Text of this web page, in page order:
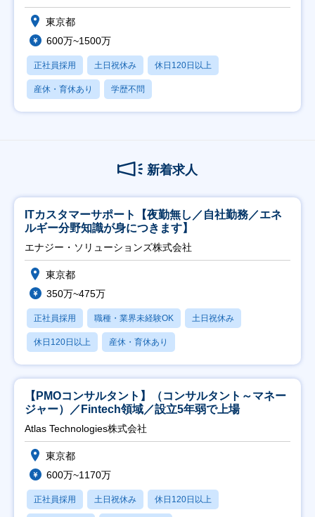
東京都
600万~1500万
正社員採用 土日祝休み 休日120日以上
産休・育休あり 学歴不問
新着求人
ITカスタマーサポート【夜勤無し／自社勤務／エネ
ルギー分野知識が身につきます】
エナジー・ソリューションズ株式会社
東京都
350万~475万
正社員採用 職種・業界未経験OK 土日祝休み
休日120日以上 産休・育休あり
【PMOコンサルタント】（コンサルタント～マネー
ジャー）／Fintech領域／設立5年弱で上場
Atlas Technologies株式会社
東京都
600万~1170万
正社員採用 土日祝休み 休日120日以上